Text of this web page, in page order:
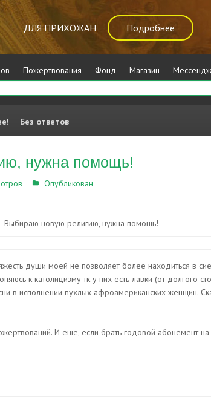
ДЛЯ ПРИХОЖАН Подробнее
Пожертвования Фонд Магазин
Без ответов
нужна помощь!
Опубликован
Выбираю новую религию, нужна помощь!
души моей не позволяет более находиться в
к католицизму тк у них есть лавки (от долгого
в исполнении пухлых афроамериканских женщин.
И еще, если брать годовой абонемент